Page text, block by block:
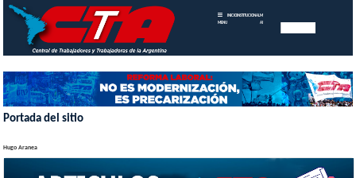
MENU
INICIOINSTITUCIONAL MEMORIAS
ANUALES
Portada del sitio
Hugo Aranea